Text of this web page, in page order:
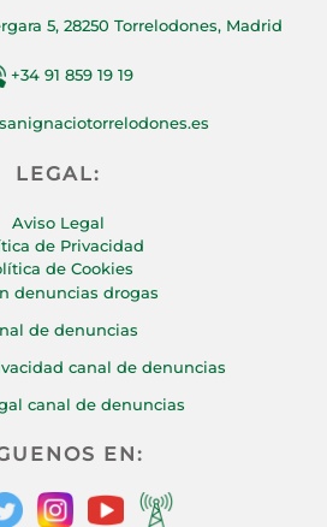
5, 28250 Torrelodones, Madrid
+34 91 859 19 19
LEGAL:
Aviso Legal
de Privacidad
de Cookies
denuncias drogas
de denuncias
canal de denuncias
canal de denuncias
EN: